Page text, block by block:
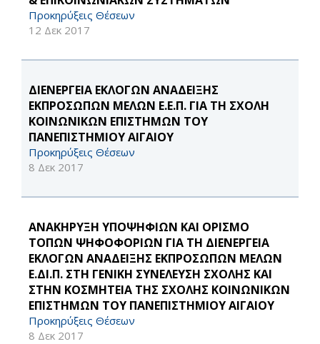
Προκηρύξεις Θέσεων
12 Δεκ 2017
ΔΙΕΝΕΡΓΕΙΑ ΕΚΛΟΓΩΝ ΑΝΑΔΕΙΞΗΣ
ΕΚΠΡΟΣΩΠΩΝ ΜΕΛΩΝ Ε.Ε.Π. ΓΙΑ ΤΗ ΣΧΟΛΗ
ΚΟΙΝΩΝΙΚΩΝ ΕΠΙΣΤΗΜΩΝ ΤΟΥ
ΠΑΝΕΠΙΣΤΗΜΙΟΥ ΑΙΓΑΙΟΥ
Προκηρύξεις Θέσεων
8 Δεκ 2017
ΑΝΑΚΗΡΥΞΗ ΥΠΟΨΗΦΙΩΝ ΚΑΙ ΟΡΙΣΜΟ
ΤΟΠΩΝ ΨΗΦΟΦΟΡΙΩΝ ΓΙΑ ΤΗ ΔΙΕΝΕΡΓΕΙΑ
ΕΚΛΟΓΩΝ ΑΝΑΔΕΙΞΗΣ ΕΚΠΡΟΣΩΠΩΝ ΜΕΛΩΝ
Ε.ΔΙ.Π. ΣΤΗ ΓΕΝΙΚΗ ΣΥΝΕΛΕΥΣΗ ΣΧΟΛΗΣ ΚΑΙ
ΣΤΗΝ ΚΟΣΜΗΤΕΙΑ ΤΗΣ ΣΧΟΛΗΣ ΚΟΙΝΩΝΙΚΩΝ
ΕΠΙΣΤΗΜΩΝ ΤΟΥ ΠΑΝΕΠΙΣΤΗΜΙΟΥ ΑΙΓΑΙΟΥ
Προκηρύξεις Θέσεων
8 Δεκ 2017